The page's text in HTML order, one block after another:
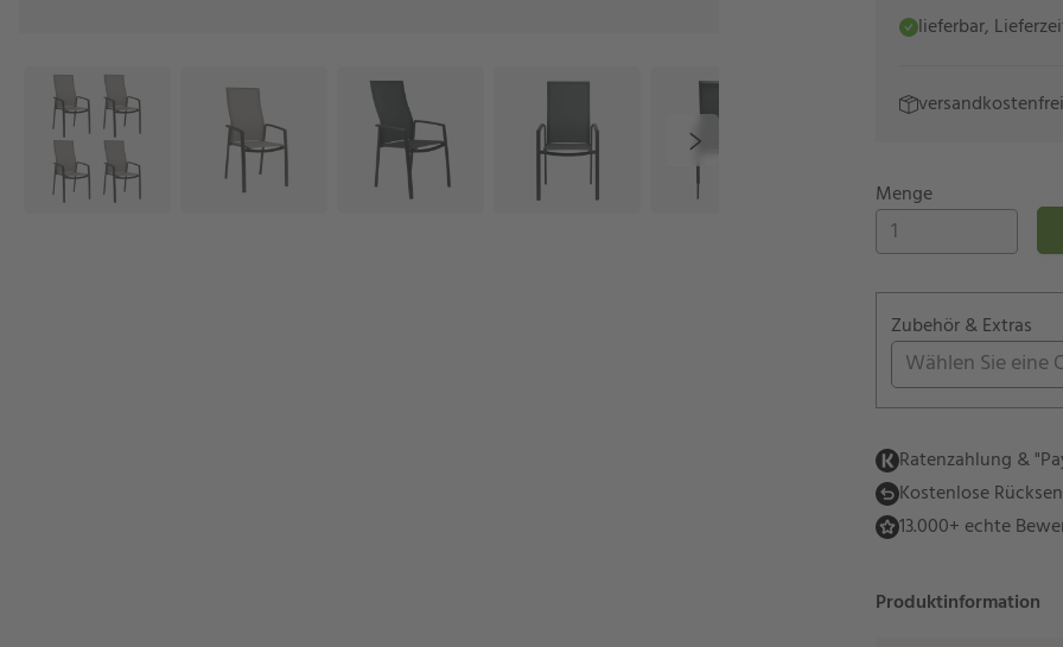
lieferbar,
versandkostenfrei
Menge
Zubehör & Extras
Wählen Sie eine
Ratenzahlung &
Kostenlose
13.000+ echte
Produktinformation